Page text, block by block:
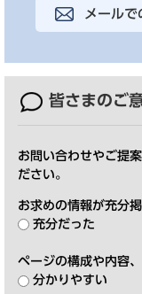
メールで
皆さまのご
お問い合わせやご提
ださい。
お求めの情報が充分
充分だった
ページの構成や内容
分かりやすい